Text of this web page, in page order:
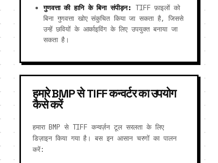
गुणवत्ता की हानि के बिना संपीड़न:
TIFF फ़ाइलों को
बिना गुणवत्ता खोए संकुचित किया जा सकता है, जिससे
उन्हें छवियों के आर्काइविंग के लिए उपयुक्त बनाया जा
सकता है।
हमारे BMP से TIFF कन्वर्टर का उपयोग
कैसे करें
हमारा BMP से TIFF कन्वर्ज़न टूल सरलता के लिए
डिज़ाइन किया गया है। बस इन आसान चरणों का पालन
करें: